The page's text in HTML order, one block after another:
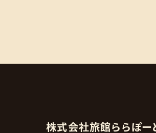
株式会社旅館ららぽー